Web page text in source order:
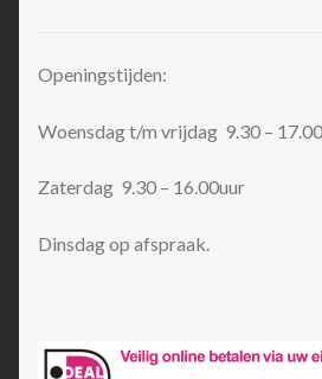
Openingstijden:
Woensdag t/m vrijdag 9.30 – 17.00
Zaterdag 9.30 – 16.00uur
Dinsdag op afspraak.